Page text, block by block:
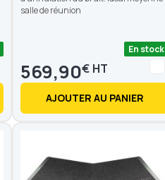
salle de réunion
En stock
569,90€
AJOUTER AU PANIER